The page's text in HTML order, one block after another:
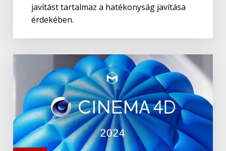
javítást tartalmaz a hatékonyság javítása
érdekében.